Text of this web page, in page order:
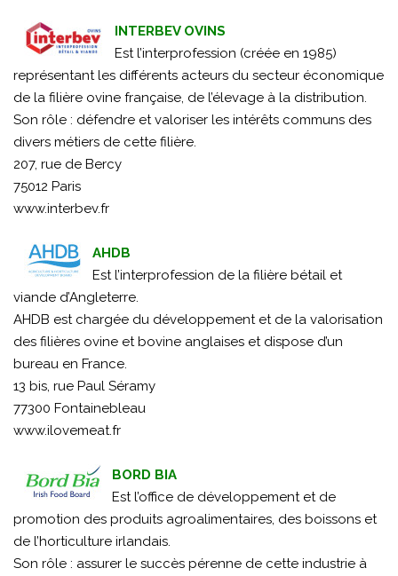
INTERBEV OVINS
Est l’interprofession (créée en 1985)
représentant les différents acteurs du secteur économique
de la filière ovine française, de l’élevage à la distribution.
Son rôle : défendre et valoriser les intérêts communs des
divers métiers de cette filière.
207, rue de Bercy
75012 Paris
www.interbev.fr
AHDB
Est l’interprofession de la filière bétail et
viande d’Angleterre.
AHDB est chargée du développement et de la valorisation
des filières ovine et bovine anglaises et dispose d’un
bureau en France.
13 bis, rue Paul Séramy
77300 Fontainebleau
www.ilovemeat.fr
BORD BIA
Est l’office de développement et de
promotion des produits agroalimentaires, des boissons et
de l’horticulture irlandais.
Son rôle : assurer le succès pérenne de cette industrie à